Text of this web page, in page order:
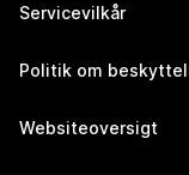
Servicevilkår
Politik om
Websiteoversigt